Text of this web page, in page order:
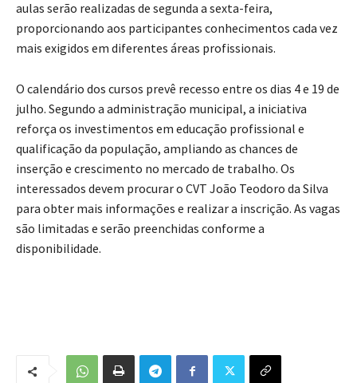
aulas serão realizadas de segunda a sexta-feira,
proporcionando aos participantes conhecimentos cada vez
mais exigidos em diferentes áreas profissionais.
O calendário dos cursos prevê recesso entre os dias 4 e 19 de
julho. Segundo a administração municipal, a iniciativa
reforça os investimentos em educação profissional e
qualificação da população, ampliando as chances de
inserção e crescimento no mercado de trabalho. Os
interessados devem procurar o CVT João Teodoro da Silva
para obter mais informações e realizar a inscrição. As vagas
são limitadas e serão preenchidas conforme a
disponibilidade.